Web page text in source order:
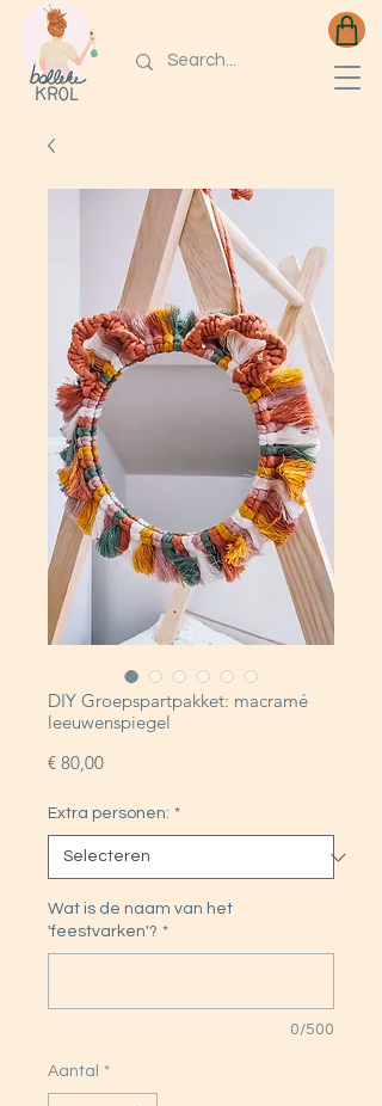
DIY Groepspartpakket: macramé
leeuwenspiegel
€ 80,00Prijs
Extra personen: *
Wat is de naam van het
'feestvarken'? *
0/500
Aantal *